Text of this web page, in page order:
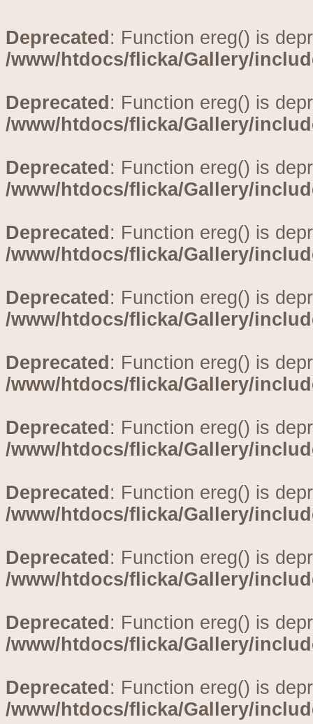
Deprecated : Function ereg() is
/www/htdocs/flicka/Gallery/
Deprecated : Function ereg() is
/www/htdocs/flicka/Gallery/
Deprecated : Function ereg() is
/www/htdocs/flicka/Gallery/
Deprecated : Function ereg() is
/www/htdocs/flicka/Gallery/
Deprecated : Function ereg() is
/www/htdocs/flicka/Gallery/
Deprecated : Function ereg() is
/www/htdocs/flicka/Gallery/
Deprecated : Function ereg() is
/www/htdocs/flicka/Gallery/
Deprecated : Function ereg() is
/www/htdocs/flicka/Gallery/
Deprecated : Function ereg() is
/www/htdocs/flicka/Gallery/
Deprecated : Function ereg() is
/www/htdocs/flicka/Gallery/
Deprecated : Function ereg() is
/www/htdocs/flicka/Gallery/